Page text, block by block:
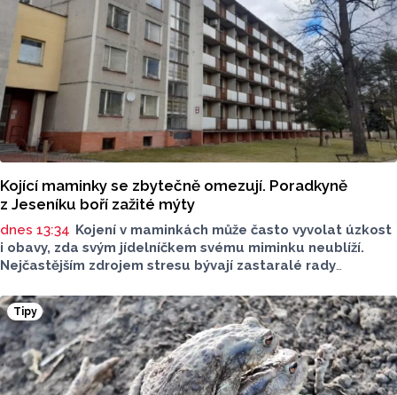
Kojící maminky se zbytečně omezují. Poradkyně
z Jeseníku boří zažité mýty
dnes 13:34 Kojení v maminkách může často vyvolat úzkost
i obavy, zda svým jídelníčkem svému miminku neublíží.
Nejčastějším zdrojem stresu bývají zastaralé rady
se nadýmavým potravinám nebo preventivnímu vyřazování
alergenů. Mýty o stravě při kojení boří laktační poradkyně
z Jeseníku.
Tipy